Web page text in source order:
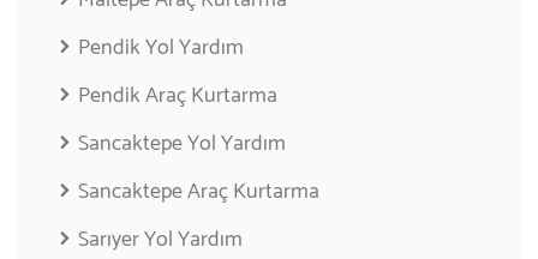
Pendik Yol Yardım
Pendik Araç Kurtarma
Sancaktepe Yol Yardım
Sancaktepe Araç Kurtarma
Sarıyer Yol Yardım